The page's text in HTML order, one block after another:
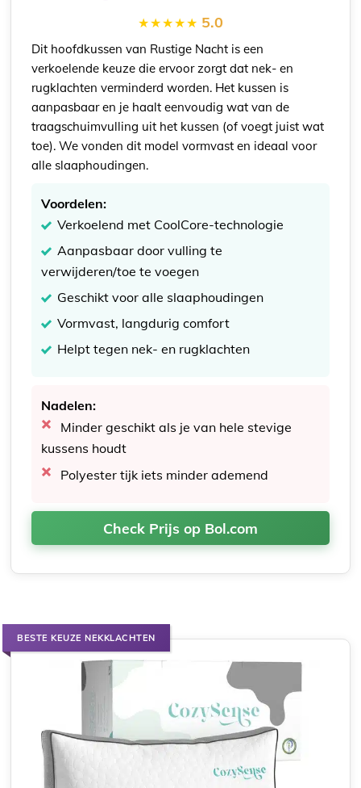
5.0
Dit hoofdkussen van Rustige Nacht is een
verkoelende keuze die ervoor zorgt dat nek- en
rugklachten verminderd worden. Het kussen is
aanpasbaar en je haalt eenvoudig wat van de
traagschuimvulling uit het kussen (of voegt juist wat
toe). We vonden dit model vormvast en ideaal voor
alle slaaphoudingen.
Voordelen:
Verkoelend met CoolCore-technologie
Aanpasbaar door vulling te
verwijderen/toe te voegen
Geschikt voor alle slaaphoudingen
Vormvast, langdurig comfort
Helpt tegen nek- en rugklachten
Nadelen:
Minder geschikt als je van hele stevige
kussens houdt
Polyester tijk iets minder ademend
Check Prijs op Bol.com
BESTE KEUZE NEKKLACHTEN